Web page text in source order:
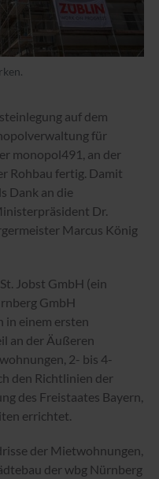
auf dem
für
monopol491, an der
Rohbau fertig. Damit
Dank an die
Dr.
Marcus König
Jobst GmbH (ein
GmbH
in einem ersten
an der Äußeren
2- bis 4-
den Richtlinien der
des Freistaates Bayern,
errichtet.
der Mietwohnungen,
der wbg Nürnberg